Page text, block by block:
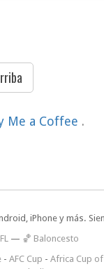
Me a Coffee .
iPhone y más.
— 🏀 Baloncesto
- AFC Cup - Africa Cup